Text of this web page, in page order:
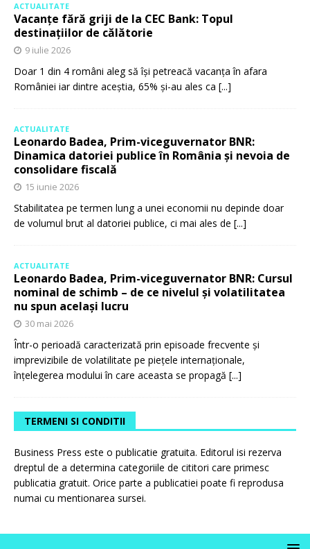
ACTUALITATE
Vacanțe fără griji de la CEC Bank: Topul
destinațiilor de călătorie
9 iulie 2026
Doar 1 din 4 români aleg să își petreacă vacanța în afara
României iar dintre aceștia, 65% și-au ales ca [...]
ACTUALITATE
Leonardo Badea, Prim-viceguvernator BNR:
Dinamica datoriei publice în România și nevoia de
consolidare fiscală
15 iunie 2026
Stabilitatea pe termen lung a unei economii nu depinde doar
de volumul brut al datoriei publice, ci mai ales de [...]
ACTUALITATE
Leonardo Badea, Prim-viceguvernator BNR: Cursul
nominal de schimb – de ce nivelul și volatilitatea
nu spun același lucru
30 mai 2026
Într-o perioadă caracterizată prin episoade frecvente și
imprevizibile de volatilitate pe piețele internaționale,
înțelegerea modului în care aceasta se propagă [...]
TERMENI SI CONDITII
Business Press este o publicatie gratuita. Editorul isi rezerva
dreptul de a determina categoriile de cititori care primesc
publicatia gratuit. Orice parte a publicatiei poate fi reprodusa
numai cu mentionarea sursei.